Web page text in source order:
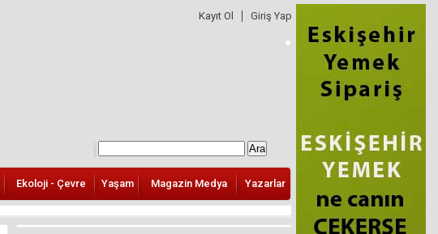
Kayıt Ol Giriş Yap
Ekoloji - Çevre Yaşam Magazin Medya Yazarlar